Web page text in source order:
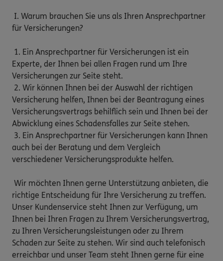
für Versicherungen?
Experte, der Ihnen bei allen Fragen rund um Ihre
Versicherungen zur Seite steht.
Versicherung helfen, Ihnen bei der Beantragung eines
Versicherungsvertrags behilflich sein und Ihnen bei der
Abwicklung eines Schadensfalles zur Seite stehen.
auch bei der Beratung und dem Vergleich
verschiedener Versicherungsprodukte helfen.
richtige Entscheidung für Ihre Versicherung zu treffen.
Unser Kundenservice steht Ihnen zur Verfügung, um
Ihnen bei Ihren Fragen zu Ihrem Versicherungsvertrag,
zu Ihren Versicherungsleistungen oder zu Ihrem
Schaden zur Seite zu stehen. Wir sind auch telefonisch
erreichbar und unser Team steht Ihnen gerne für eine